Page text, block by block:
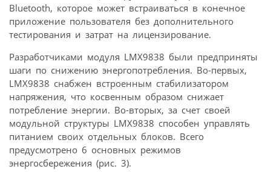
Bluetooth, которое может встраиваться в конечное
приложение пользователя без дополнительного
тестирования и затрат на лицензирование.
Разработчиками модуля LMX9838 были предприняты
шаги по снижению энергопотребления. Во-первых,
LMX9838 снабжен встроенным стабилизатором
напряжения, что косвенным образом снижает
потребление энергии. Во-вторых, за счет своей
модульной структуры LMX9838 способен управлять
питанием своих отдельных блоков. Всего
предусмотрено 6 основных режимов
энергосбережения (рис. 3).